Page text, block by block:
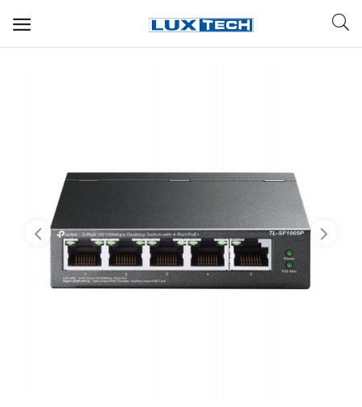
ДЛЯ ОПЕРАТОРОВ СВЯЗИ
Прочее
Избранное
Контакты